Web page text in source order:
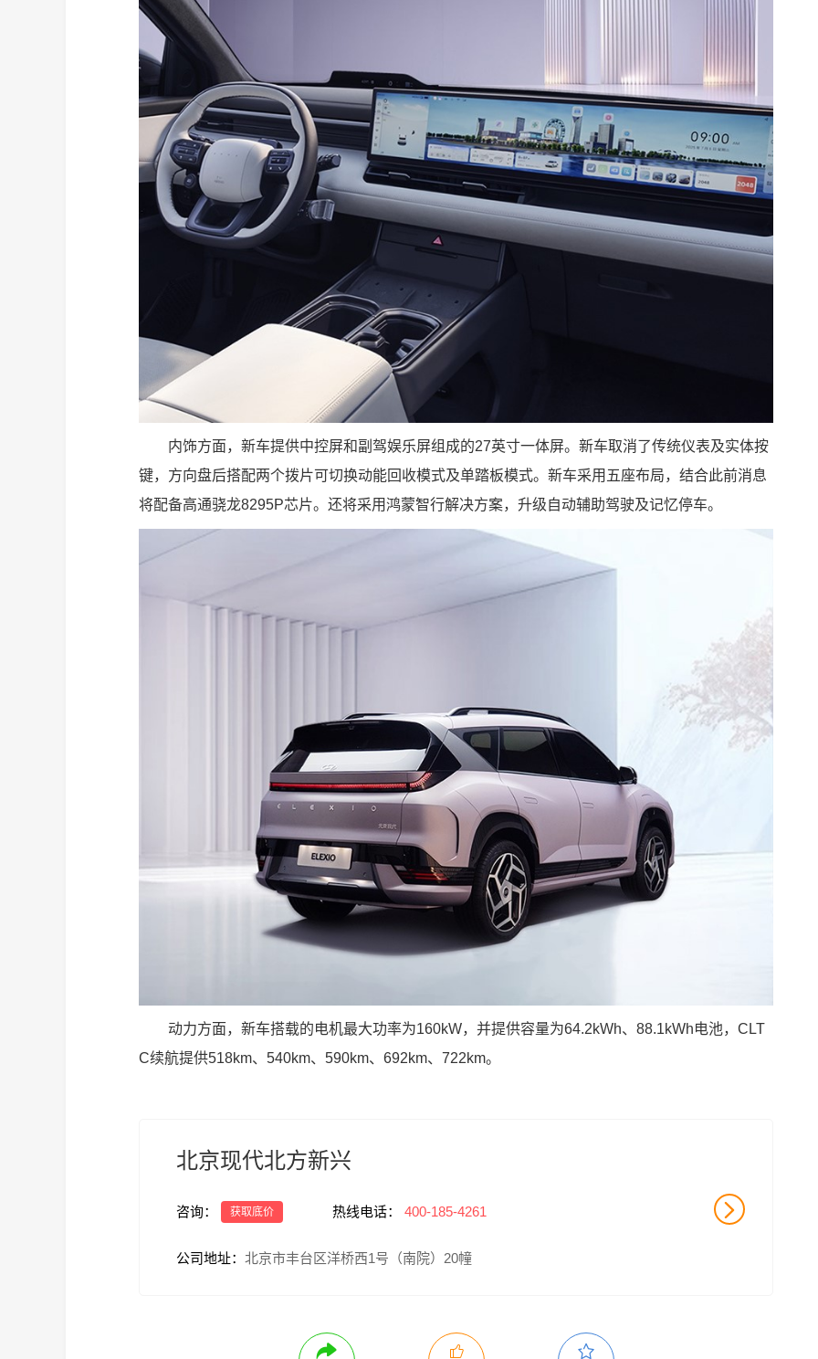
内饰方面，新车提供中控屏和副驾娱乐屏组成的27英寸一体屏。新车取消了传统仪表及实体按
键，方向盘后搭配两个拨片可切换动能回收模式及单踏板模式。新车采用五座布局，结合此前消息
将配备高通骁龙8295P芯片。还将采用鸿蒙智行解决方案，升级自动辅助驾驶及记忆停车。
动力方面，新车搭载的电机最大功率为160kW，并提供容量为64.2kWh、88.1kWh电池，CLT
C续航提供518km、540km、590km、692km、722km。
北京现代北方新兴
咨询： 获取底价 热线电话： 400-185-4261
公司地址： 北京市丰台区洋桥西1号（南院）20幢